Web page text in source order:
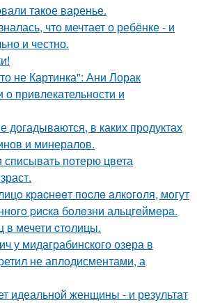
такое варенье.
что мечтает о ребёнке - и
и честно.
не Картинка": Ани Лорак
привлекательности и
догадываются, в каких продуктах
и минералов.
потерю цвета
кpacнeeт пocлe aлкoгoля, мoгут
pиcкa бoлeзни альцгeймepa.
в мечети cтoлицы.
у мидаграбинского озера в
не аплодисментами, а
идеальной женщины - и результат